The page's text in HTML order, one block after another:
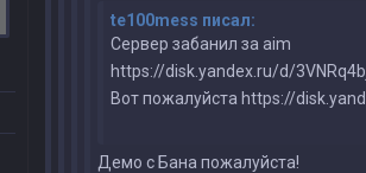
te100mess писал:
Сервер забанил за aim
https://disk.yandex.ru/d/
Вот пожалуйста https://
Демо с Бана пожалуйста!